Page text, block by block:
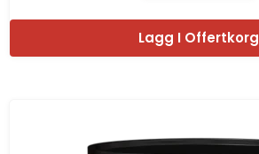
Lagg I Offertkorg